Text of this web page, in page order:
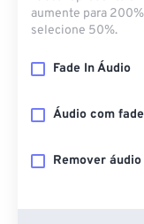
aumente para
selecione 50%.
Fade In Áudio
Áudio com
Remover áudio